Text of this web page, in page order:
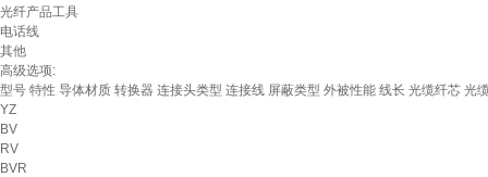
光纤产品工具
电话线
其他
高级选项:
型号 特性 导体材质 转换器 连接头类型 连接线 屏蔽类型 外被性能 线长 光缆纤芯 光
YZ
BV
RV
BVR